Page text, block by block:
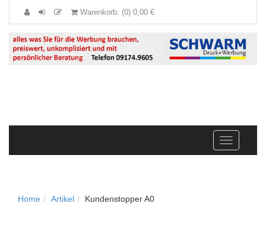
Warenkorb: (0) 0,00 €
Navigation
anzeigen
Home Artikel Kundenstopper A0